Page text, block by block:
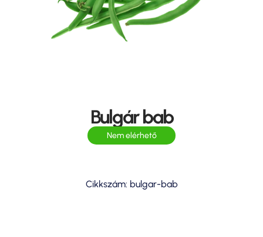
Bulgár bab
Nem elérhető
Cikkszám: bulgar-bab